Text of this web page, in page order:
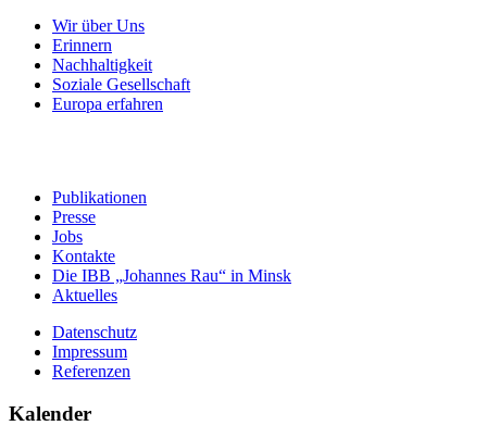
Wir über Uns
Erinnern
Nachhaltigkeit
Soziale Gesellschaft
Europa erfahren
Publikationen
Presse
Jobs
Kontakte
Die IBB „Johannes Rau“ in Minsk
Aktuelles
Datenschutz
Impressum
Referenzen
Kalender